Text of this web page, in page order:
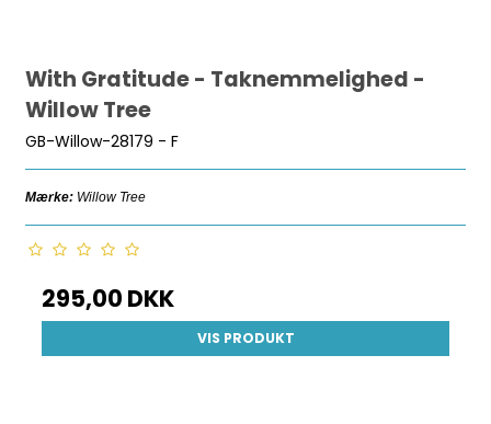
With Gratitude - Taknemmelighed -
Willow Tree
GB-Willow-28179 - F
Mærke: Willow Tree
295,00 DKK
VIS PRODUKT